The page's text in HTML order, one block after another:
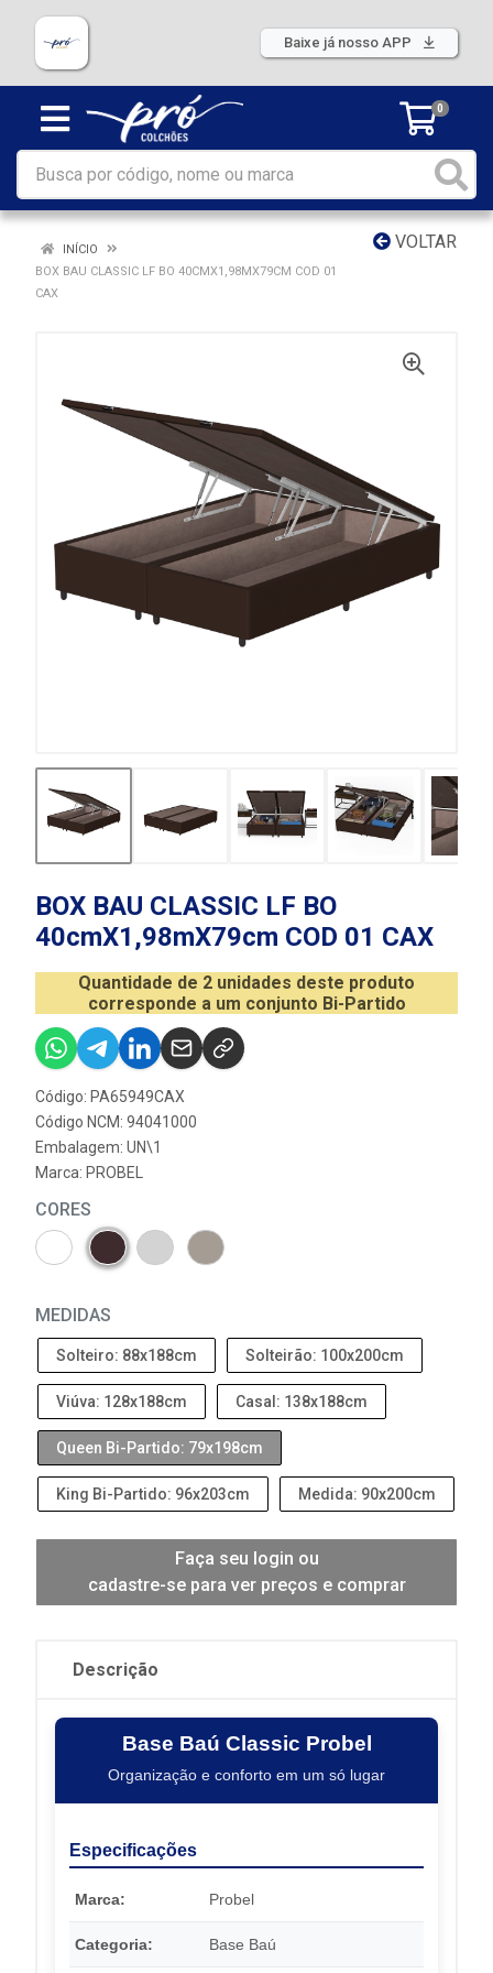
Baixe já nosso APP
0
VOLTAR
INÍCIO
BOX BAU CLASSIC LF BO 40CMX1,98MX79CM COD 01
CAX
BOX BAU CLASSIC LF BO
40cmX1,98mX79cm COD 01 CAX
Quantidade de 2 unidades deste produto
corresponde a um conjunto Bi-Partido
Código: PA65949CAX
Código NCM: 94041000
Embalagem: UN\1
Marca: PROBEL
CORES
MEDIDAS
Solteiro: 88x188cm Solteirão: 100x200cm
Viúva: 128x188cm Casal: 138x188cm
Queen Bi-Partido: 79x198cm
King Bi-Partido: 96x203cm Medida: 90x200cm
Faça seu login ou
cadastre-se para ver preços e comprar
Descrição
Base Baú Classic Probel
Organização e conforto em um só lugar
Especificações
Marca: Probel
Categoria: Base Baú